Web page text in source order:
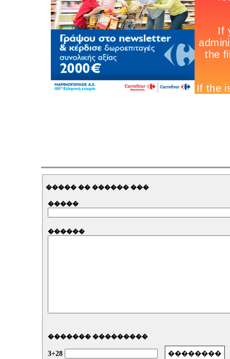
����� �� ������ ���
�����
������
������� ���������
3+28